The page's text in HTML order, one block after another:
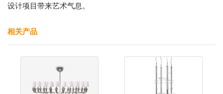
设计项目带来艺术气息。
相关产品